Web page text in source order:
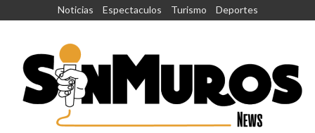
Noticias Espectaculos Turismo Deportes